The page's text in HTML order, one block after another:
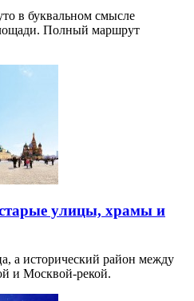
в буквальном смысле
Полный маршрут
улицы, храмы и
а исторический район между
и Москвой-рекой.